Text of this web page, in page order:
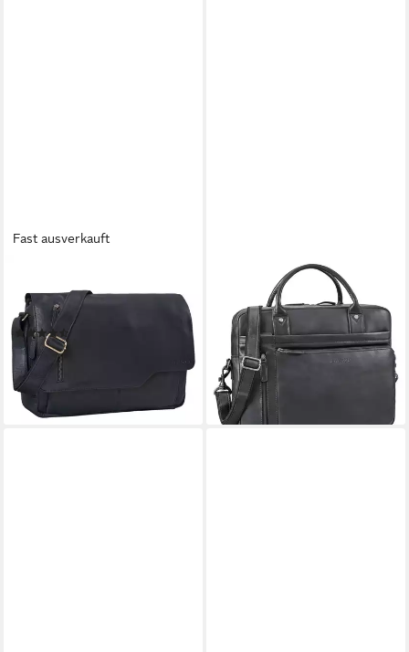
Fast ausverkauft
Laptoptasche "Marlon"
Ledertasche Herren Business
139,90 €
lieferbar - in 2-3 Werktagen bei dir
Laptoptasche "Jared"
Einzigartige Leder
Laptoptasche 15,6 Zoll
129,90 €
lieferbar - in 2-3 Werktagen bei dir